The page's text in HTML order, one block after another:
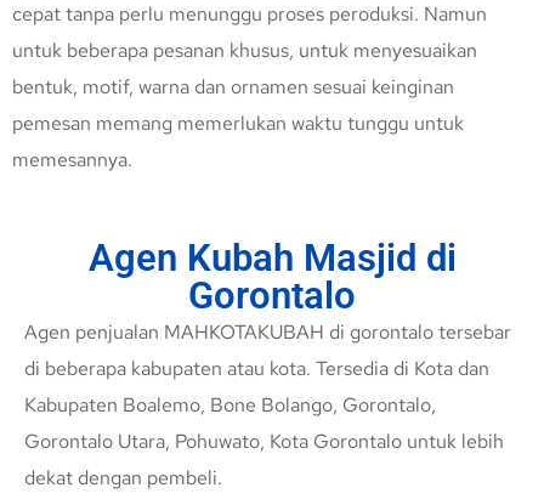
cepat tanpa perlu menunggu proses peroduksi. Namun
untuk beberapa pesanan khusus, untuk menyesuaikan
bentuk, motif, warna dan ornamen sesuai keinginan
pemesan memang memerlukan waktu tunggu untuk
memesannya.
Agen Kubah Masjid di
Gorontalo
Agen penjualan MAHKOTAKUBAH di gorontalo tersebar
di beberapa kabupaten atau kota. Tersedia di Kota dan
Kabupaten Boalemo, Bone Bolango, Gorontalo,
Gorontalo Utara, Pohuwato, Kota Gorontalo untuk lebih
dekat dengan pembeli.